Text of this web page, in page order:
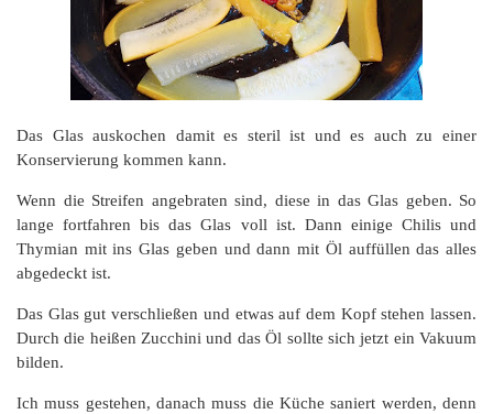
Das Glas auskochen damit es steril ist und es auch zu einer
Konservierung kommen kann.
Wenn die Streifen angebraten sind, diese in das Glas geben. So
lange fortfahren bis das Glas voll ist. Dann einige Chilis und
Thymian mit ins Glas geben und dann mit Öl auffüllen das alles
abgedeckt ist.
Das Glas gut verschließen und etwas auf dem Kopf stehen lassen.
Durch die heißen Zucchini und das Öl sollte sich jetzt ein Vakuum
bilden.
Ich muss gestehen, danach muss die Küche saniert werden, denn